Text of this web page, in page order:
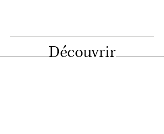
Découvrir